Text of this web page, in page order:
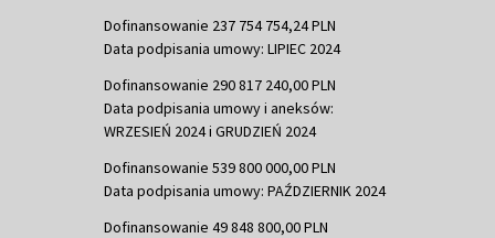
Dofinansowanie 237 754 754,24 PLN
Data podpisania umowy: LIPIEC 2024
Dofinansowanie 290 817 240,00 PLN
Data podpisania umowy i aneksów:
WRZESIEŃ 2024 i GRUDZIEŃ 2024
Dofinansowanie 539 800 000,00 PLN
Data podpisania umowy: PAŹDZIERNIK 2024
Dofinansowanie 49 848 800,00 PLN